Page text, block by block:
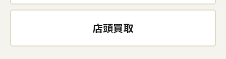
店頭買取